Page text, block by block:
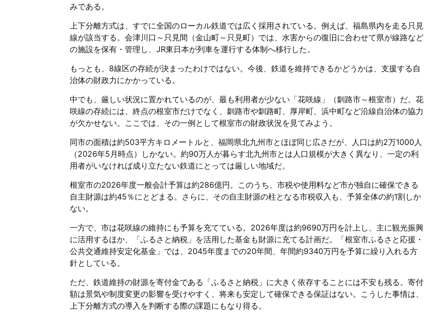
みである。
上下分離方式は、すでに全国のローカル鉄道では広く採用されている。例えば、福島県内を走る只見
線が該当する。会津川口～只見間（金山町～只見町）では、水害からの復旧に合わせて県が線路など
の施設を保有・管理し、JR東日本が列車を運行する体制へ移行した。
もっとも、8線区の存続が決まったわけではない。今後、鉄道を維持できるかどうかは、支援する自
治体の財政力にかかっている。
中でも、厳しい状況に置かれているのが、最も利用者が少ない「花咲線」（釧路市～根室市）だ。花
咲線の存続には、終点の根室市だけでなく、釧路市や釧路町、厚岸町、浜中町など沿線自治体の協力
が欠かせない。ここでは、その一例として根室市の財政状況を見てみよう。
同市の面積は約503平方キロメートルと、福岡県北九州市とほぼ同じ広さだが、人口は約2万1000人
（2026年5月時点）しかない。約90万人が暮らす北九州市とは人口規模が大きく異なり、一定の利
用者がいなければ成り立たない鉄道にとっては厳しい地域だ。
根室市の2026年度一般会計予算は約286億円。このうち、市税や使用料など市が独自に確保できる
自主財源は約45％にとどまる。さらに、その自主財源の柱となる市税収入も、予算全体の約1割しか
ない。
一方で、市は花咲線の維持にも予算を充てている。2026年度は約9690万円を計上し、主に観光振興
に活用するほか、「ふるさと納税」を活用した基金も財源に充てる計画だ。「根室市ふるさと応援・
公共交通維持安定化基金」では、2045年度までの20年間、年間約9340万円を予算に繰り入れる方
針としている。
ただ、鉄道維持の財源を寄付金である「ふるさと納税」に大きく依存することには不安も残る。寄付
額は景気や制度変更の影響を受けやすく、将来も安定して確保できる保証はない。こうした事情は、
上下分離方式の導入を判断する際の課題にもなり得る。